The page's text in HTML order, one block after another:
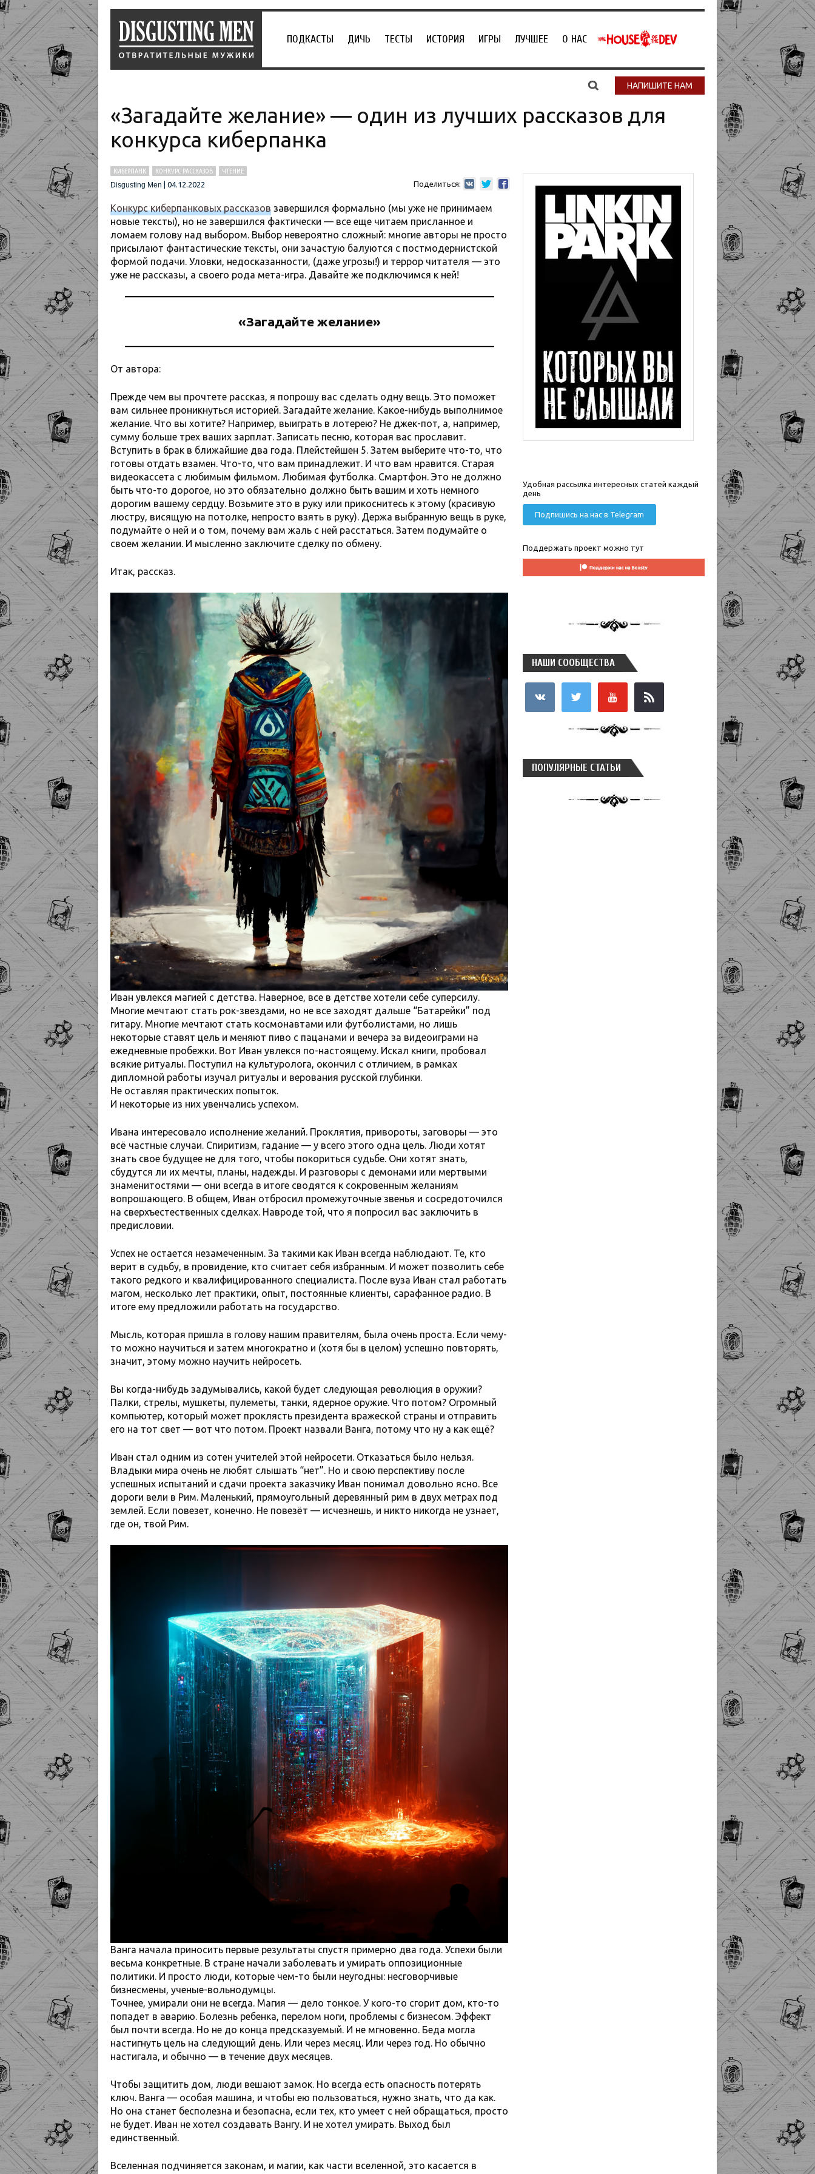
ПОДКАСТЫ ДИЧЬ ТЕСТЫ ИСТОРИЯ ИГРЫ ЛУЧШЕЕ О НАС
НАПИШИТЕ НАМ
«Загадайте желание» — один из лучших рассказов для
конкурса киберпанка
КИБЕРПАНК КОНКУРС РАССКАЗОВ
ЧТЕНИЕ
Disgusting Men
04.12.2022 Поделиться:
Конкурс киберпанковых рассказов завершился формально (мы уже не принимаем
новые тексты), но не завершился фактически — все еще читаем присланное и
ломаем голову над выбором. Выбор невероятно сложный: многие авторы не просто
присылают фантастические тексты, они зачастую балуются с постмодернистской
формой подачи. Уловки, недосказанности, (даже угрозы!) и террор читателя — это
уже не рассказы, а своего рода мета-игра. Давайте же подключимся к ней!
«Загадайте желание»
От автора:
Прежде чем вы прочтете рассказ, я попрошу вас сделать одну вещь. Это поможет
вам сильнее проникнуться историей. Загадайте желание. Какое-нибудь выполнимое
желание. Что вы хотите? Например, выиграть в лотерею? Не джек-пот, а, например,
сумму больше трех ваших зарплат. Записать песню, которая вас прославит.
Вступить в брак в ближайшие два года. Плейстейшен 5. Затем выберите что-то, что
готовы отдать взамен. Что-то, что вам принадлежит. И что вам нравится. Старая
видеокассета с любимым фильмом. Любимая футболка. Смартфон. Это не должно
быть что-то дорогое, но это обязательно должно быть вашим и хоть немного
дорогим вашему сердцу. Возьмите это в руку или прикоснитесь к этому (красивую
люстру, висящую на потолке, непросто взять в руку). Держа выбранную вещь в руке,
подумайте о ней и о том, почему вам жаль с ней расстаться. Затем подумайте о
своем желании. И мысленно заключите сделку по обмену.
Итак, рассказ.
Иван увлекся магией с детства. Наверное, все в детстве хотели себе суперсилу.
Многие мечтают стать рок-звездами, но не все заходят дальше “Батарейки” под
гитару. Многие мечтают стать космонавтами или футболистами, но лишь
некоторые ставят цель и меняют пиво с пацанами и вечера за видеоиграми на
ежедневные пробежки. Вот Иван увлекся по-настоящему. Искал книги, пробовал
всякие ритуалы. Поступил на культуролога, окончил с отличием, в рамках
дипломной работы изучал ритуалы и верования русской глубинки.
Не оставляя практических попыток.
И некоторые из них увенчались успехом.
Ивана интересовало исполнение желаний. Проклятия, привороты, заговоры — это
всё частные случаи. Спиритизм, гадание — у всего этого одна цель. Люди хотят
знать свое будущее не для того, чтобы покориться судьбе. Они хотят знать,
сбудутся ли их мечты, планы, надежды. И разговоры с демонами или мертвыми
знаменитостями — они всегда в итоге сводятся к сокровенным желаниям
вопрошающего. В общем, Иван отбросил промежуточные звенья и сосредоточился
на сверхъестественных сделках. Навроде той, что я попросил вас заключить в
предисловии.
Успех не остается незамеченным. За такими как Иван всегда наблюдают. Те, кто
верит в судьбу, в провидение, кто считает себя избранным. И может позволить себе
такого редкого и квалифицированного специалиста. После вуза Иван стал работать
магом, несколько лет практики, опыт, постоянные клиенты, сарафанное радио. В
итоге ему предложили работать на государство.
Мысль, которая пришла в голову нашим правителям, была очень проста. Если чему-
то можно научиться и затем многократно и (хотя бы в целом) успешно повторять,
значит, этому можно научить нейросеть.
Вы когда-нибудь задумывались, какой будет следующая революция в оружии?
Палки, стрелы, мушкеты, пулеметы, танки, ядерное оружие. Что потом? Огромный
компьютер, который может проклясть президента вражеской страны и отправить
его на тот свет — вот что потом. Проект назвали Ванга, потому что ну а как ещё?
Иван стал одним из сотен учителей этой нейросети. Отказаться было нельзя.
Владыки мира очень не любят слышать “нет”. Но и свою перспективу после
успешных испытаний и сдачи проекта заказчику Иван понимал довольно ясно. Все
дороги вели в Рим. Маленький, прямоугольный деревянный рим в двух метрах под
землей. Если повезет, конечно. Не повезёт — исчезнешь, и никто никогда не узнает,
где он, твой Рим.
Ванга начала приносить первые результаты спустя примерно два года. Успехи были
весьма конкретные. В стране начали заболевать и умирать оппозиционные
политики. И просто люди, которые чем-то были неугодны: несговорчивые
бизнесмены, ученые-вольнодумцы.
Точнее, умирали они не всегда. Магия — дело тонкое. У кого-то сгорит дом, кто-то
попадет в аварию. Болезнь ребенка, перелом ноги, проблемы с бизнесом. Эффект
был почти всегда. Но не до конца предсказуемый. И не мгновенно. Беда могла
настигнуть цель на следующий день. Или через месяц. Или через год. Но обычно
настигала, и обычно — в течение двух месяцев.
Чтобы защитить дом, люди вешают замок. Но всегда есть опасность потерять
ключ. Ванга — особая машина, и чтобы ею пользоваться, нужно знать, что да как.
Но она станет бесполезна и безопасна, если тех, кто умеет с ней обращаться, просто
не будет. Иван не хотел создавать Вангу. И не хотел умирать. Выход был
единственный.
Вселенная подчиняется законам, и магии, как части вселенной, это касается в
Удобная рассылка интересных статей каждый
день
Подпишись на нас в Telegram
Поддержать проект можно тут
НАШИ СООБЩЕСТВА
ПОПУЛЯРНЫЕ СТАТЬИ